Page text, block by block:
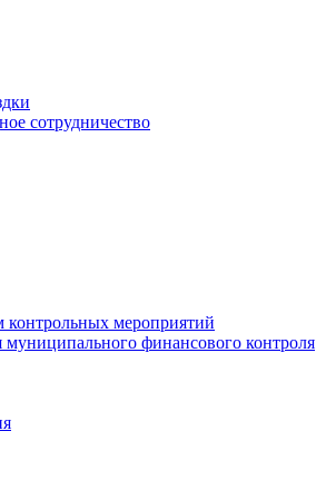
сотрудничество
мероприятий
финансового контроля